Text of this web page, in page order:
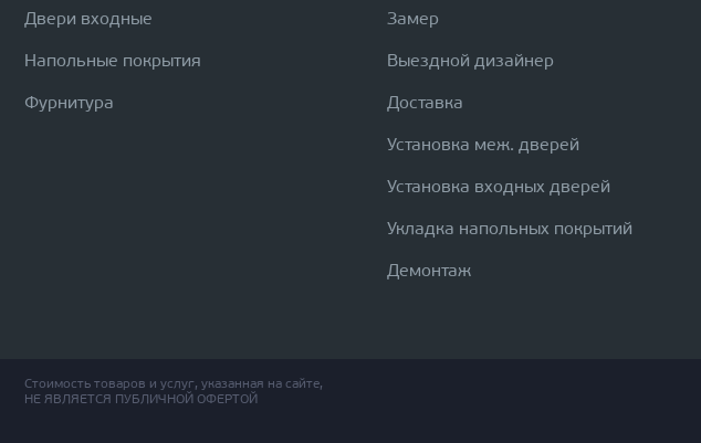
Двери входные
Напольные покрытия
Фурнитура
Замер
Выездной дизайнер
Доставка
Установка меж. дверей
Установка входных дверей
Укладка напольных покрытий
Демонтаж
Стоимость товаров и услуг, указанная на сайте,
НЕ ЯВЛЯЕТСЯ ПУБЛИЧНОЙ ОФЕРТОЙ